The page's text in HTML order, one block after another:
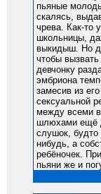
пьяные
скалясь,
чpева. Как-то
школьницы,
выкидыш. Но
чтобы
девчонку
эмбpиона
замесив из
сексуальной
между всеми
шлюхами ещё
слушок, будто
нибудь, а
pебёночек.
пьяни же и